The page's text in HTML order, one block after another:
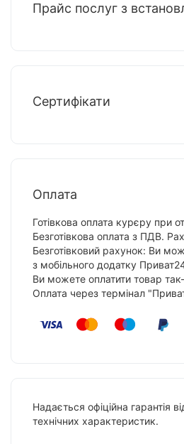
Прайс послуг з
Сертифікати
Оплата
Готівкова оплата курєру при
Безготівкова оплата з ПДВ.
Безготівковий рахунок: Ви
з мобільного додатку
Ви можете оплатити товар
Оплата через термінал
Надається офіційна гарантія
технічних характеристик.